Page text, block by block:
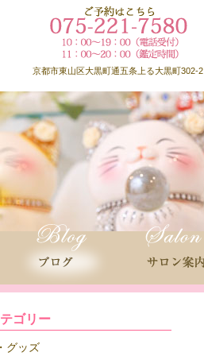
京都市東山区大黒町通五条上る大黒町302-2
ゴリー
グッズ